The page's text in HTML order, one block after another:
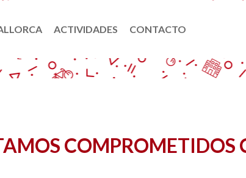
ACTIVIDADES CONTACTO
COMPROMETIDOS